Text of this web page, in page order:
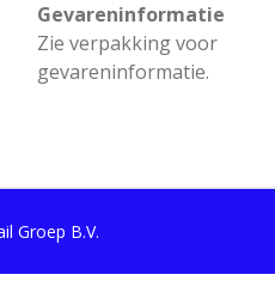
Gevareninformatie
Zie verpakking voor
gevareninformatie.
Groep B.V.